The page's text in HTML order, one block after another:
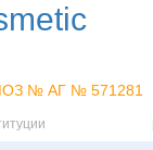
№ АГ № 571281